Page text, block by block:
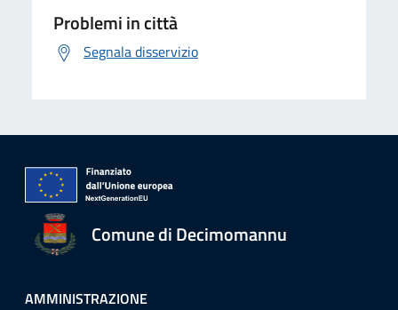
Problemi in città
Segnala disservizio
Comune di Decimomannu
AMMINISTRAZIONE